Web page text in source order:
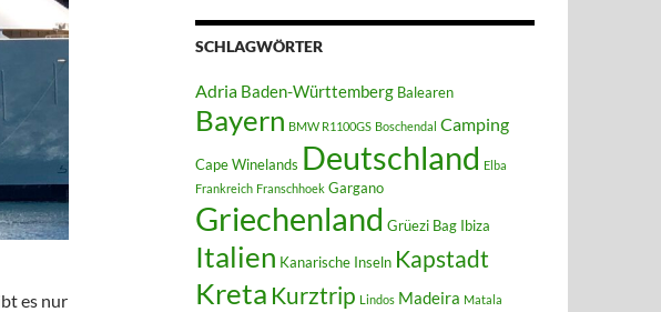
es nur
SCHLAGWÖRTER
Adria Baden-Württemberg Balearen
Bayern BMW R1100GS Boschendal Camping
Cape Winelands Deutschland Elba
Frankreich Franschhoek Gargano
Griechenland Grüezi Bag Ibiza
Italien Kanarische Inseln Kapstadt
Kreta Kurztrip Lindos Madeira Matala